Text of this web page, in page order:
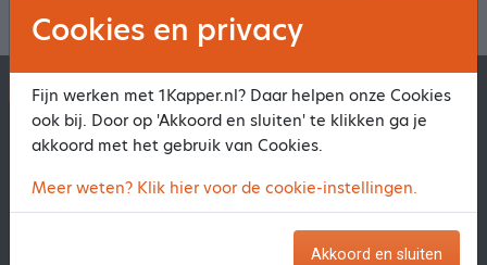
1Kapper.nl
Over ons
Cookies en privacy
Fijn werken met 1Kapper.nl? Daar helpen onze Cookies
ook bij. Door op 'Akkoord en sluiten' te klikken ga je
akkoord met het gebruik van Cookies.
Meer weten? Klik hier voor de cookie-instellingen.
Akkoord en sluiten